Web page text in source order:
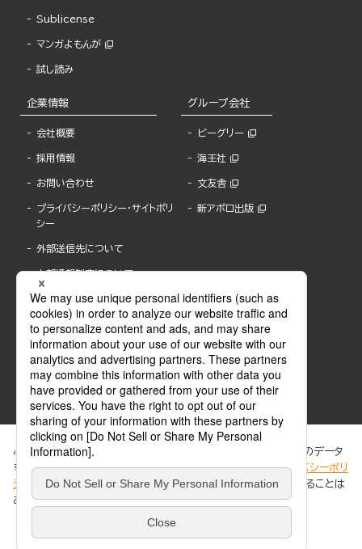
Sublicense
マンガよもんが
試し読み
企業情報
会社概要
採用情報
お問い合わせ
プライバシーポリシー・サイトポリ
シー
外部送信先について
内部通報制度について
グループ会社
ビーグリー
海王社
文友舎
新アポロ出版
ABJマークは、この電子書店・電子書籍配信サービスが、著作権者からコンテンツ使用許諾を
得た正規版配信サービスであることを示す登録商標(登録番号 第6091713号)です。
ABJマークの詳細、ABJマークを掲示しているサービスの一覧はこちら。
ぶんか社が運営するサイトでは、利便性向上のためにCookie等のデータ
を使用しています。 当社のCookieについての詳細は、「プライバシーポリ
シー
」をご覧ください。当サイトでは、訪問者の個人情報を追跡することは
ありません。